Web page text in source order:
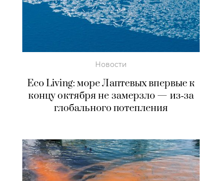
Новости
Eco Living: море Лаптевых впервые к
концу октября не замерзло — из‑за
глобального потепления